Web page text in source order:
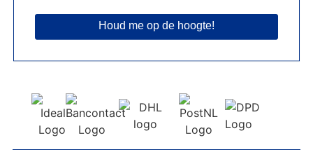
Houd me op de hoogte!